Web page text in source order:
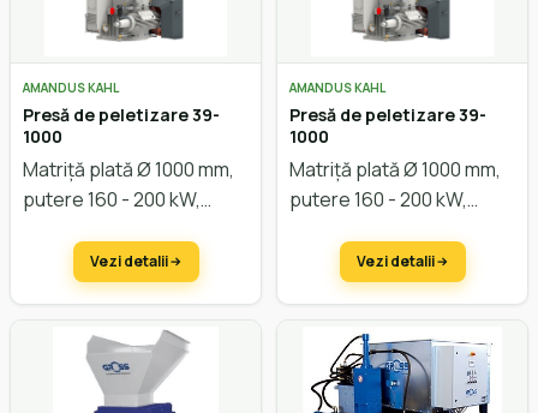
AMANDUS KAHL
Presă de peletizare 39-
1000
Matriță plată Ø 1000 mm,
putere 160 - 200 kW,
Vezi detalii
AMANDUS KAHL
Presă de peletizare 39-
1000
Matriță plată Ø 1000 mm,
putere 160 - 200 kW,
Vezi detalii